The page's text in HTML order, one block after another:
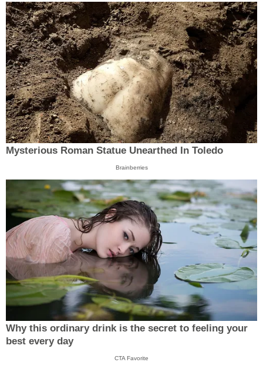
Mysterious Roman Statue Unearthed In Toledo
Brainberries
Why this ordinary drink is the secret to feeling your
best every day
CTA Favorite